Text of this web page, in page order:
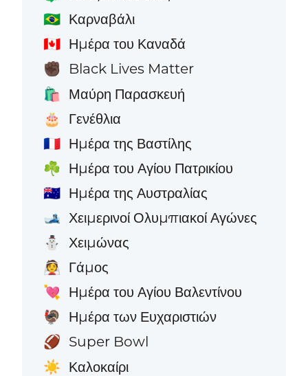
🇧🇷 Καρναβάλι
🇨🇦 Ημέρα του Καναδά
✊🏿 Black Lives Matter
🛍️ Μαύρη Παρασκευή
🎂 Γενέθλια
🇫🇷 Ημέρα της Βαστίλης
☘️ Ημέρα του Αγίου Πατρικίου
🇦🇺 Ημέρα της Αυστραλίας
🎿 Χειμερινοί Ολυμπιακοί Αγώνες
⛄ Χειμώνας
👰 Γάμος
💘 Ημέρα του Αγίου Βαλεντίνου
🦃 Ημέρα των Ευχαριστιών
🏈 Super Bowl
☀️ Καλοκαίρι